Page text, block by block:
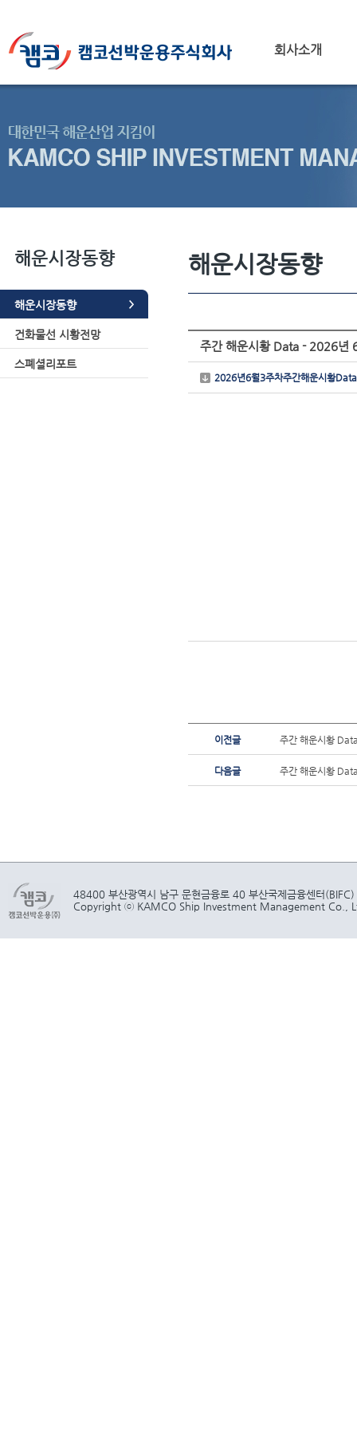
회사소개
해운시장동향
해운시장동향
건화물선 시황전망
스폐셜리포트
해운시장동향
주간 해운시황 Data - 2026년
2026년6월3주차주간해운시황
이전글 주간 해운시황
다음글 주간 해운시황
48400 부산광역시 남구 문현금융로 40 부산국제금융센터
Copyright ⓒ KAMCO Ship Investment Management Co.,